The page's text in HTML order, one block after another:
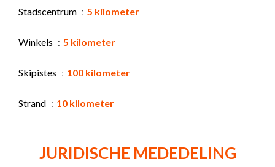
Stadscentrum 5 kilometer
Winkels 5 kilometer
Skipistes 100 kilometer
Strand 10 kilometer
JURIDISCHE MEDEDELING